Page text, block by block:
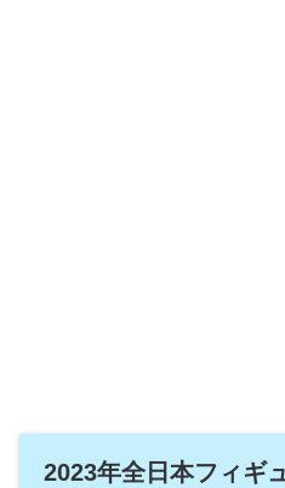
2023年全日本フィギ